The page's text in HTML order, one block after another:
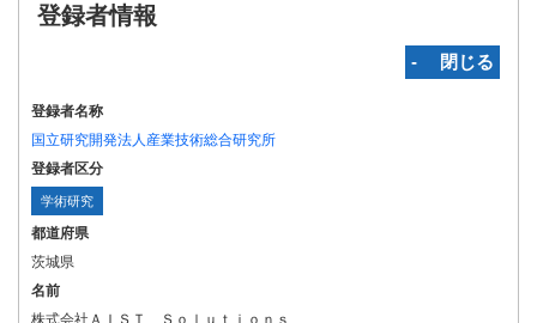
登録者情報
‐ 閉じる
登録者名称
国立研究開発法人産業技術総合研究所
登録者区分
学術研究
都道府県
茨城県
名前
株式会社ＡＩＳＴ Ｓｏｌｕｔｉｏｎｓ